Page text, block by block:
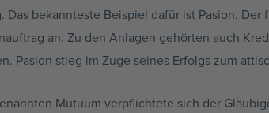
bekannteste Beispiel dafür ist Pasion. Der
an. Zu den Anlagen gehörten auch
Pasion stieg im Zuge seines Erfolgs zum
Mutuum verpflichtete sich der